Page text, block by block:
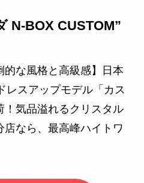
N-BOX CUSTOM”
的な風格と高級感】日本
レスアップモデル「カス
！気品溢れるクリスタル
なら、最高峰ハイトワ